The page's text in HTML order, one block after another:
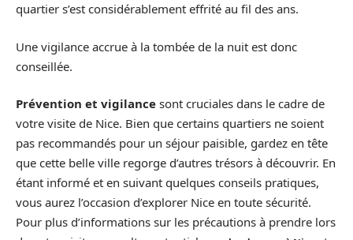
quartier s’est considérablement effrité au fil des ans.
Une vigilance accrue à la tombée de la nuit est donc
conseillée.
Prévention et vigilance sont cruciales dans le cadre de
votre visite de Nice. Bien que certains quartiers ne soient
pas recommandés pour un séjour paisible, gardez en tête
que cette belle ville regorge d’autres trésors à découvrir. En
étant informé et en suivant quelques conseils pratiques,
vous aurez l’occasion d’explorer Nice en toute sécurité.
Pour plus d’informations sur les précautions à prendre lors